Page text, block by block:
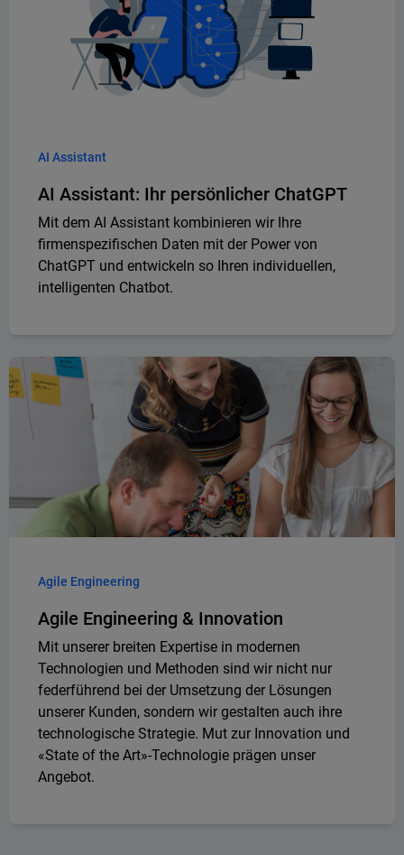
AI Assistant
AI Assistant: Ihr persönlicher ChatGPT
Mit dem AI Assistant kombinieren wir Ihre
firmenspezifischen Daten mit der Power von
ChatGPT und entwickeln so Ihren individuellen,
intelligenten Chatbot.
Agile Engineering
Agile Engineering & Innovation
Mit unserer breiten Expertise in modernen
Technologien und Methoden sind wir nicht nur
federführend bei der Umsetzung der Lösungen
unserer Kunden, sondern wir gestalten auch ihre
technologische Strategie. Mut zur Innovation und
«State of the Art»-Technologie prägen unser
Angebot.